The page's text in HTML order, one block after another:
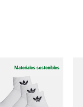
Materiales sostenibles